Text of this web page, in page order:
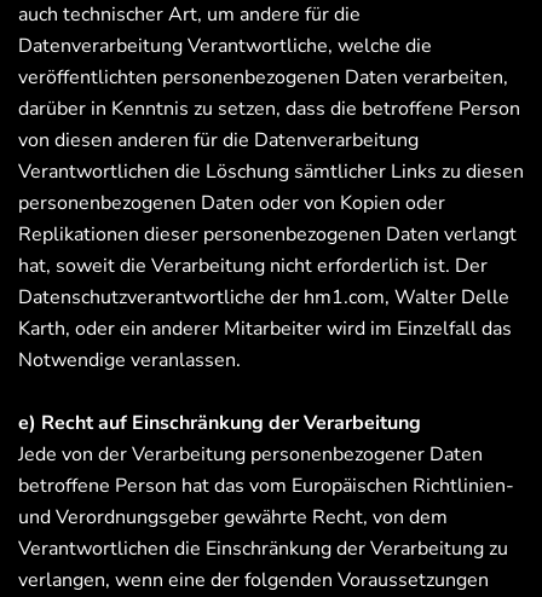
auch technischer Art, um andere für die
Datenverarbeitung Verantwortliche, welche die
veröffentlichten personenbezogenen Daten verarbeiten,
darüber in Kenntnis zu setzen, dass die betroffene Person
von diesen anderen für die Datenverarbeitung
Verantwortlichen die Löschung sämtlicher Links zu diesen
personenbezogenen Daten oder von Kopien oder
Replikationen dieser personenbezogenen Daten verlangt
hat, soweit die Verarbeitung nicht erforderlich ist. Der
Datenschutzverantwortliche der hm1.com, Walter Delle
Karth, oder ein anderer Mitarbeiter wird im Einzelfall das
Notwendige veranlassen.
e) Recht auf Einschränkung der Verarbeitung
Jede von der Verarbeitung personenbezogener Daten
betroffene Person hat das vom Europäischen Richtlinien-
und Verordnungsgeber gewährte Recht, von dem
Verantwortlichen die Einschränkung der Verarbeitung zu
verlangen, wenn eine der folgenden Voraussetzungen